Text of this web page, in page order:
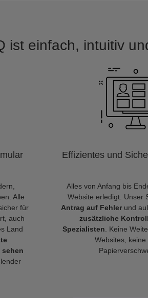
ist einfach, intuitiv
Alle
für
auch
Land
sehen
Effizientes und
Alles von Anfang bis
Website erledigt. Unser
Antrag auf Fehler und
zusätzliche
Spezialisten . Keine
Websites, keine